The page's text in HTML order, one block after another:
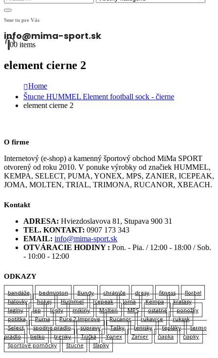
Sme tu pre Vás
info@mima-sport.sk
00 items
element cierne 2
Home
Štucne HUMMEL Element football sock - čierne
element cierne 2
O firme
Internetový (e-shop) a kamenný športový obchod MiMa SPORT
otvorený od roku 2010. V ponuke výrobky od značiek HUMMEL,
KEMPA, SELECT, PUMA, YONEX, MPS, ZANIER, ICEPEAK,
JOMA, MOLTEN, TRIAL, TRIMONA, RUCANOR, XBEACH.
Kontakt
ADRESA: Hviezdoslavova 81, Stupava 900 31
TEL. KONTAKT: 0907 173 343
EMAIL: info@mima-sport.sk
OTVÁRACIE HODINY : Pon. - Pia. / 12:00 - 18:00 / Sob.
- 10:00 - 12:00
ODKAZY
bandáže bedminton Bundy chrániče dresy fitness
florbal
halovky
hokej Hummel Icepeak Joma Kempa
kraťasy
legíny
lep lopty mikiny Molten MPS ostatné
ponožky
potítka
Puma Pure 2 Improve Rucanor rukavice
ruksak
Select
spodne pradlo súpravy Tašky tenisky tepláky
termo
prádlo
tielko trenky Tričká Yonex Zanier čiapka
čiapky
športové pomôcky
štucne šľapky